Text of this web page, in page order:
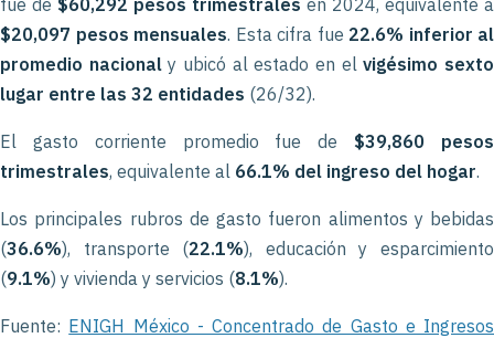
fue de $60,292 pesos trimestrales en 2024, equivalente a
$20,097 pesos mensuales. Esta cifra fue 22.6% inferior al
promedio nacionaly ubicó al estado en elvigésimo sexto
lugar entre las 32 entidades (26/32).
El gasto corriente promedio fue de $39,860 pesos
trimestrales, equivalente al 66.1% del ingreso del hogar.
Los principales rubros de gasto fueron alimentos y bebidas
(36.6%), transporte (22.1%), educación y esparcimiento
(9.1%) y vivienda y servicios (8.1%).
Fuente: ENIGH México - Concentrado de Gasto e Ingresos